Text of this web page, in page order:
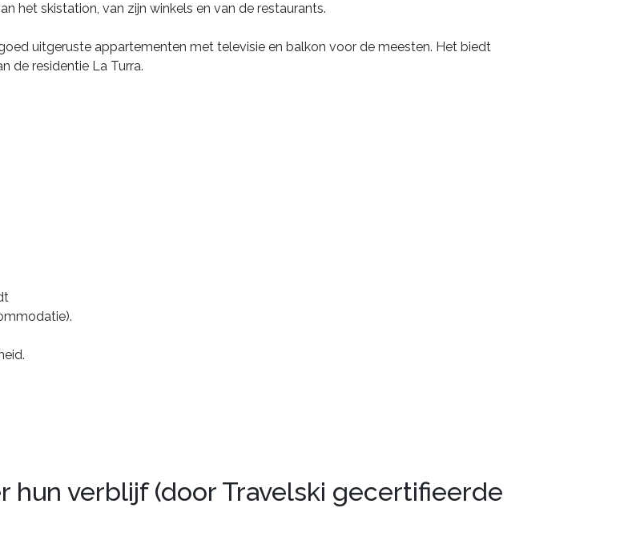
het skistation, van zijn winkels en van de restaurants.
uitgeruste appartementen met televisie en balkon voor de meesten. Het biedt
de residentie La Turra.
hun verblijf (door Travelski gecertifieerde